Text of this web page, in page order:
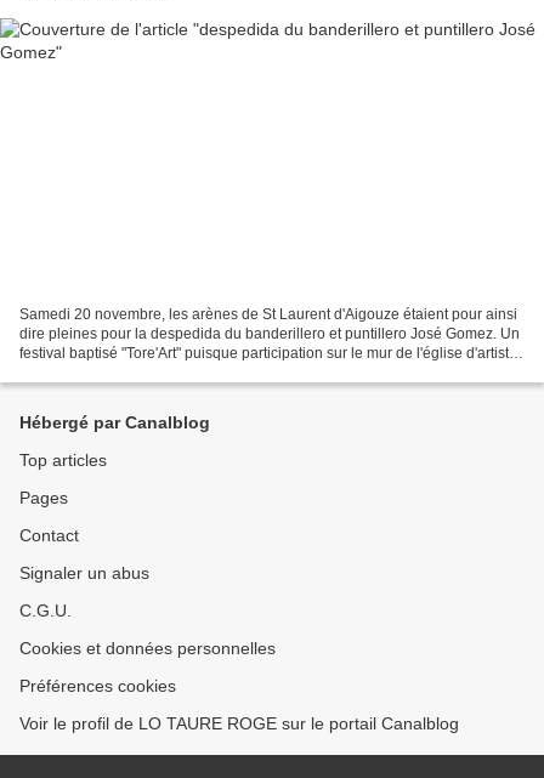
Samedi 20 novembre, les arènes de St Laurent d'Aigouze étaient pour ainsi
dire pleines pour la despedida du banderillero et puntillero José Gomez. Un
festival baptisé "Tore'Art" puisque participation sur le mur de l'église d'artistes
Hébergé par Canalblog
Top articles
Pages
Contact
Signaler un abus
C.G.U.
Cookies et données personnelles
Préférences cookies
Voir le profil de LO TAURE ROGE sur le portail Canalblog